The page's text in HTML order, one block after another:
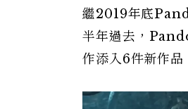
繼2019年底
半年過去，
作添入6件新作品